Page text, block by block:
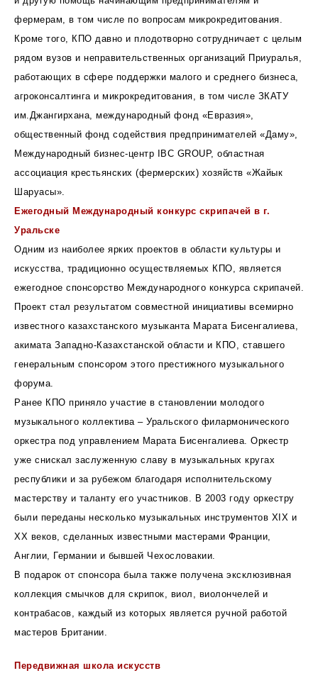
фермерам, в том числе по вопросам микрокредитования.
Кроме того, КПО давно и плодотворно сотрудничает с целым
рядом вузов и неправительственных организаций Приуралья,
работающих в сфере поддержки малого и среднего бизнеса,
агроконсалтинга и микрокредитования, в том числе ЗКАТУ
им.Джангирхана, международный фонд «Евразия»,
общественный фонд содействия предпринимателей «Даму»,
Международный бизнес-центр IBC GROUP, областная
ассоциация крестьянских (фермерских) хозяйств «Жайык
Шаруасы».
Ежегодный Международный конкурс скрипачей в г.
Уральске
Одним из наиболее ярких проектов в области культуры и
искусства, традиционно осуществляемых КПО, является
ежегодное спонсорство Международного конкурса скрипачей.
Проект стал результатом совместной инициативы всемирно
известного казахстанского музыканта Марата Бисенгалиева,
акимата Западно-Казахстанской области и КПО, ставшего
генеральным спонсором этого престижного музыкального
форума.
Ранее КПО приняло участие в становлении молодого
музыкального коллектива – Уральского филармонического
оркестра под управлением Марата Бисенгалиева. Оркестр
уже снискал заслуженную славу в музыкальных кругах
республики и за рубежом благодаря исполнительскому
мастерству и таланту его участников. В 2003 году оркестру
были переданы несколько музыкальных инструментов ХIХ и
ХХ веков, сделанных известными мастерами Франции,
Англии, Германии и бывшей Чехословакии.
В подарок от спонсора была также получена эксклюзивная
коллекция смычков для скрипок, виол, виолончелей и
контрабасов, каждый из которых является ручной работой
мастеров Британии.
Передвижная школа искусств